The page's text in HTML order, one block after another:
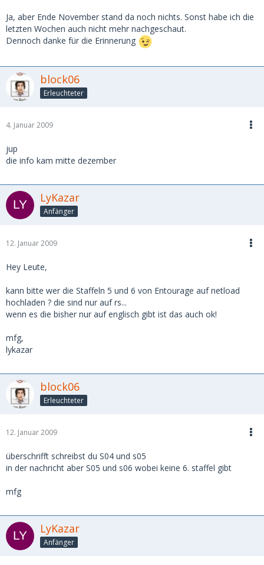
Ja, aber Ende November stand da noch nichts. Sonst habe ich die
letzten Wochen auch nicht mehr nachgeschaut.
Dennoch danke für die Erinnerung
block06
Erleuchteter
4. Januar 2009
jup
die info kam mitte dezember
LyKazar
Anfänger
12. Januar 2009
Hey Leute,
kann bitte wer die Staffeln 5 und 6 von Entourage auf netload
hochladen ? die sind nur auf rs...
wenn es die bisher nur auf englisch gibt ist das auch ok!
mfg,
lykazar
block06
Erleuchteter
12. Januar 2009
überschrifft schreibst du S04 und s05
in der nachricht aber S05 und s06 wobei keine 6. staffel gibt
mfg
LyKazar
Anfänger